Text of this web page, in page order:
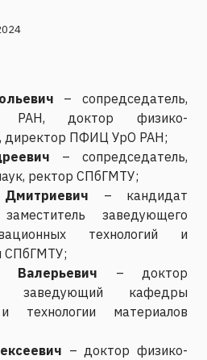
– сопредседатель,
РАН, доктор физико-
директор ПФИЦ УрО РАН;
– сопредседатель,
ректор СПбГМТУ;
– кандидат
заведующего
технологий и
СПбГМТУ;
– доктор
заведующий кафедры
технологии материалов
– доктор физико-